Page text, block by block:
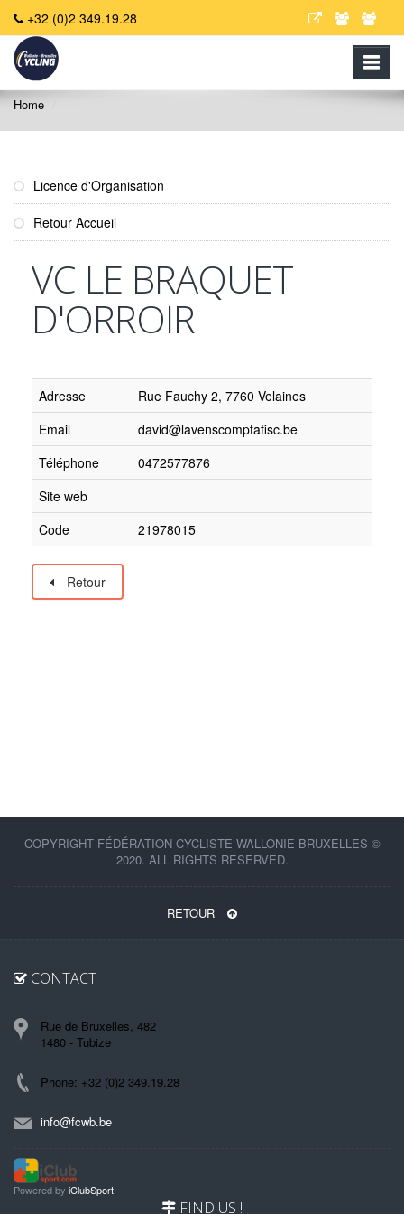
+32 (0)2 349.19.28
Home
Licence d'Organisation
Retour Accueil
VC LE BRAQUET
D'ORROIR
Adresse
Rue Fauchy 2, 7760 Velaines
Email
david@lavenscomptafisc.be
Téléphone
0472577876
Site web
Code
21978015
Retour
COPYRIGHT FÉDÉRATION CYCLISTE WALLONIE BRUXELLES ©
2020. ALL RIGHTS RESERVED.
RETOUR
CONTACT
Rue de Bruxelles, 482
1480 - Tubize
Phone: +32 (0)2 349.19.28
info@fcwb.be
Powered by iClubSport
FIND US !